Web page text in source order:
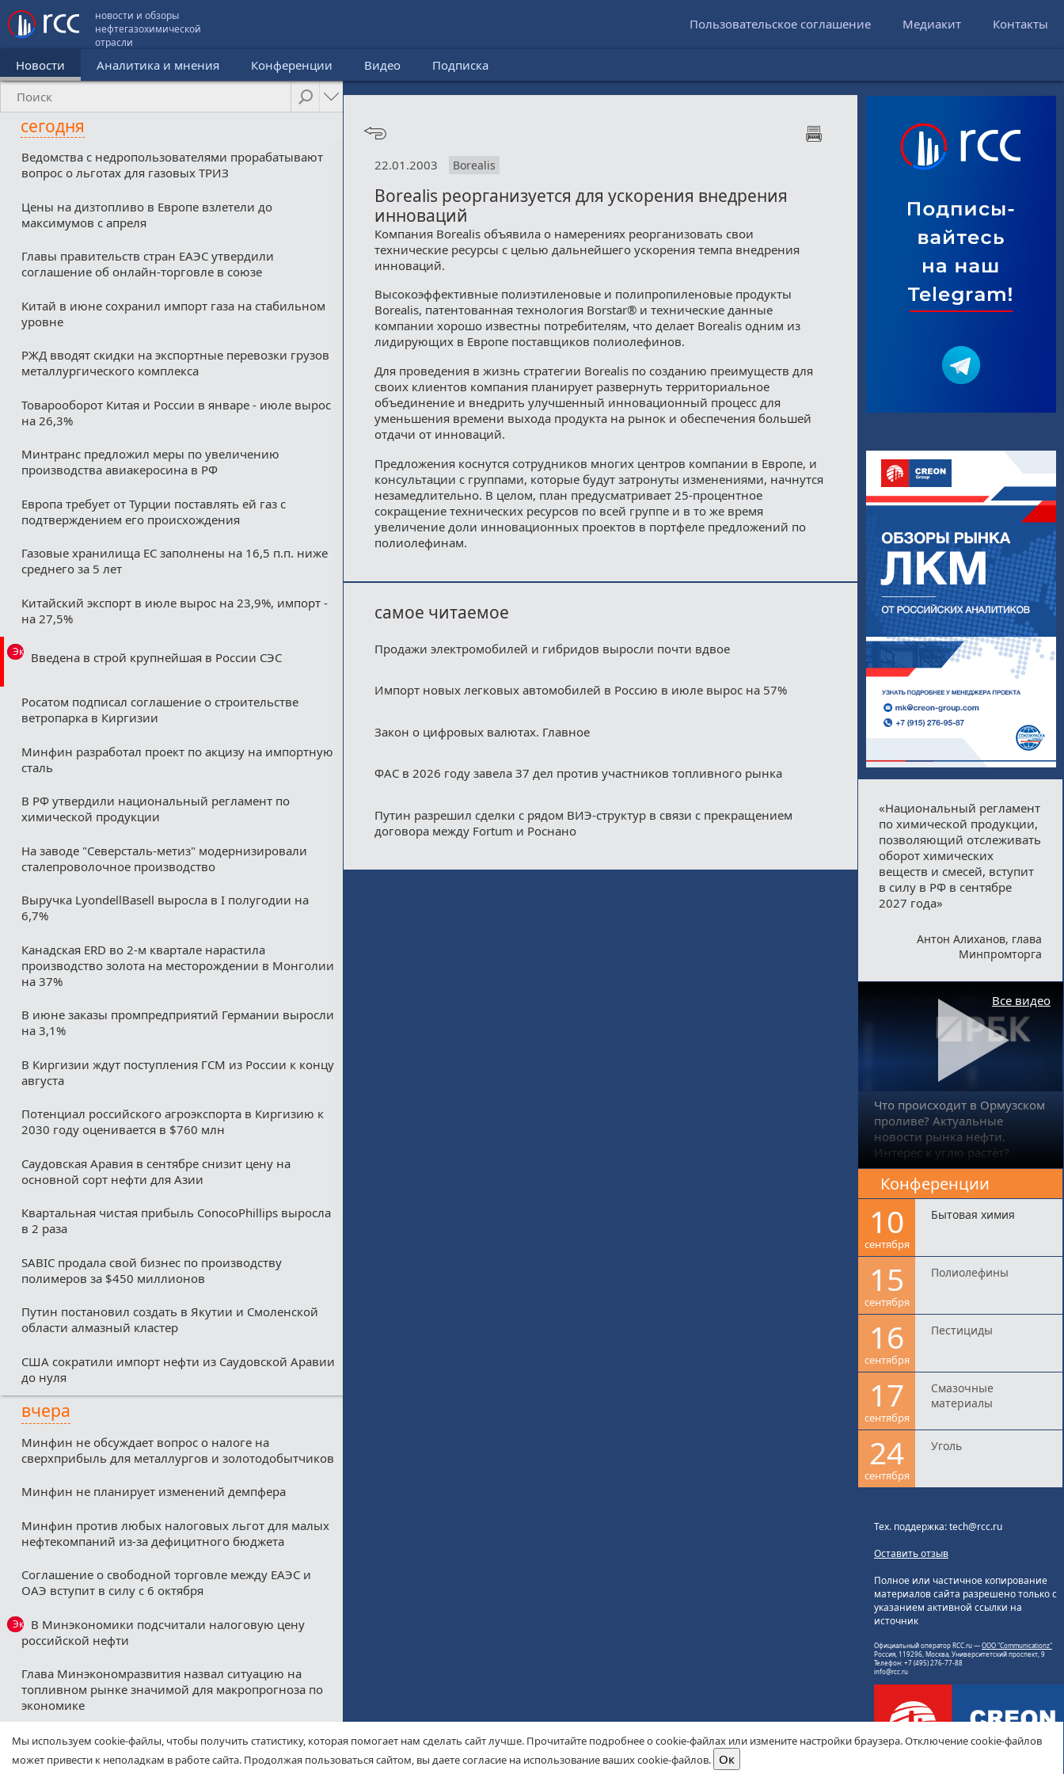
новости и обзоры
нефтегазохимической
отрасли
Пользовательское соглашение Медиакит Контакты
Новости Аналитика и мнения Конференции Видео Подписка
сегодня
Ведомства с недропользователями прорабатывают
вопрос о льготах для газовых ТРИЗ
Цены на дизтопливо в Европе взлетели до
максимумов с апреля
Главы правительств стран ЕАЭС утвердили
соглашение об онлайн-торговле в союзе
Китай в июне сохранил импорт газа на стабильном
уровне
РЖД вводят скидки на экспортные перевозки грузов
металлургического комплекса
Товарооборот Китая и России в январе - июле вырос
на 26,3%
Минтранс предложил меры по увеличению
производства авиакеросина в РФ
Европа требует от Турции поставлять ей газ с
подтверждением его происхождения
Газовые хранилища ЕС заполнены на 16,5 п.п. ниже
среднего за 5 лет
Китайский экспорт в июле вырос на 23,9%, импорт -
на 27,5%
Эксклюзив
Введена в строй крупнейшая в России СЭС
Росатом подписал соглашение о строительстве
ветропарка в Киргизии
Минфин разработал проект по акцизу на импортную
сталь
В РФ утвердили национальный регламент по
химической продукции
На заводе "Северсталь-метиз" модернизировали
сталепроволочное производство
Выручка LyondellBasell выросла в I полугодии на
6,7%
Канадская ERD во 2-м квартале нарастила
производство золота на месторождении в Монголии
на 37%
В июне заказы промпредприятий Германии выросли
на 3,1%
В Киргизии ждут поступления ГСМ из России к концу
августа
Потенциал российского агроэкспорта в Киргизию к
2030 году оценивается в $760 млн
Саудовская Аравия в сентябре снизит цену на
основной сорт нефти для Азии
Квартальная чистая прибыль ConocoPhillips выросла
в 2 раза
SABIC продала свой бизнес по производству
полимеров за $450 миллионов
Путин постановил создать в Якутии и Смоленской
области алмазный кластер
США сократили импорт нефти из Саудовской Аравии
до нуля
вчера
Минфин не обсуждает вопрос о налоге на
сверхприбыль для металлургов и золотодобытчиков
Минфин не планирует изменений демпфера
Минфин против любых налоговых льгот для малых
нефтекомпаний из-за дефицитного бюджета
Соглашение о свободной торговле между ЕАЭС и
ОАЭ вступит в силу с 6 октября
Эксклюзив
В Минэкономики подсчитали налоговую цену
российской нефти
Глава Минэкономразвития назвал ситуацию на
топливном рынке значимой для макропрогноза по
экономике
Севморпуть изменит мировую логистику и
экономику
22.01.2003 Borealis
Borealis реорганизуется для ускорения внедрения
инноваций
Компания Borealis объявила о намерениях реорганизовать свои
технические ресурсы с целью дальнейшего ускорения темпа внедрения
инноваций.
Высокоэффективные полиэтиленовые и полипропиленовые продукты
Borealis, патентованная технология Borstar® и технические данные
компании хорошо известны потребителям, что делает Borealis одним из
лидирующих в Европе поставщиков полиолефинов.
Для проведения в жизнь стратегии Borealis по созданию преимуществ для
своих клиентов компания планирует развернуть территориальное
объединение и внедрить улучшенный инновационный процесс для
уменьшения времени выхода продукта на рынок и обеспечения большей
отдачи от инноваций.
Предложения коснутся сотрудников многих центров компании в Европе, и
консультации с группами, которые будут затронуты изменениями, начнутся
незамедлительно. В целом, план предусматривает 25-процентное
сокращение технических ресурсов по всей группе и в то же время
увеличение доли инновационных проектов в портфеле предложений по
полиолефинам.
самое читаемое
Продажи электромобилей и гибридов выросли почти вдвое
Импорт новых легковых автомобилей в Россию в июле вырос на 57%
Закон о цифровых валютах. Главное
ФАС в 2026 году завела 37 дел против участников топливного рынка
Путин разрешил сделки с рядом ВИЭ-структур в связи с прекращением
договора между Fortum и Роснано
«Национальный регламент
по химической продукции,
позволяющий отслеживать
оборот химических
веществ и смесей, вступит
в силу в РФ в сентябре
2027 года»
Антон Алиханов, глава
Минпромторга
Что происходит в Ормузском
проливе? Актуальные
новости рынка нефти.
Интерес к углю растёт?
Все видео
Конференции
10
сентября
Бытовая химия
15
сентября
Полиолефины
16
сентября
Пестициды
17
сентября
Смазочные
материалы
24
сентября
Уголь
Тех. поддержка: tech@rcc.ru
Оставить отзыв
Полное или частичное копирование
материалов сайта разрешено только с
указанием активной ссылки на
источник
Официальный оператор RCC.ru —ООО "Communicationz"
Россия, 119296, Москва, Университетский проспект, 9
Телефон: +7 (495) 276-77-88
info@rcc.ru
Мы используем cookie-файлы, чтобы получить статистику, которая помогает нам сделать сайт лучше. Прочитайте подробнее о cookie-файлах или измените настройки браузера. Отключение cookie-файлов
может привести к неполадкам в работе сайта. Продолжая пользоваться сайтом, вы даете согласие на использование ваших cookie-файлов.